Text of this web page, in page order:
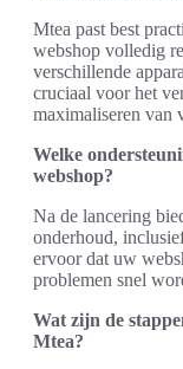
Mtea past best
webshop volledig
verschillende
cruciaal voor het
maximaliseren van
Welke
webshop?
Na de lancering
onderhoud,
ervoor dat uw
problemen snel
Wat zijn de
Mtea?